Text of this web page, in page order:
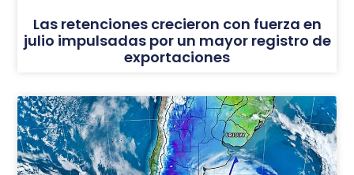
Las retenciones crecieron con fuerza en
julio impulsadas por un mayor registro de
exportaciones